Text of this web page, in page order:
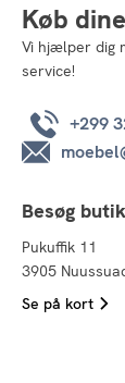
Køb
Vi hjælper dig
service!
+299
Besøg
Pukuffik 11
3905
Se på kort